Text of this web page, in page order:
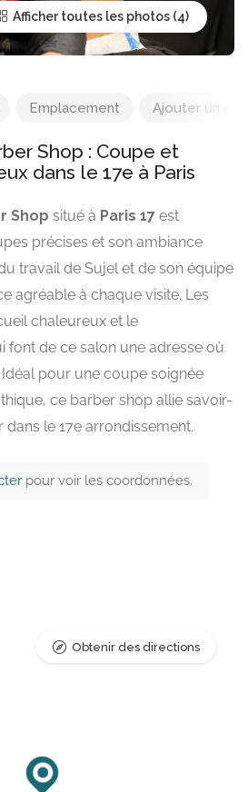
Afficher toutes les photos
Emplacement Ajouter un avis
Shop : Coupe et
dans le 17e à Paris
Shop situé à Paris 17 est
précises et son ambiance
travail de Sujel et de son équipe
agréable à chaque visite. Les
chaleureux et le
font de ce salon une adresse où
Idéal pour une coupe soignée
ce barber shop allie savoir-
le 17e arrondissement.
pour voir les coordonnées.
Obtenir des directions